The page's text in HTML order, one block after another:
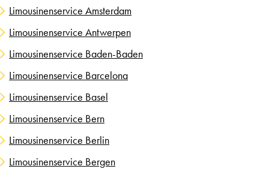
Limousinenservice Amsterdam
Limousinenservice Antwerpen
Limousinenservice Baden-Baden
Limousinenservice Barcelona
Limousinenservice Basel
Limousinenservice Bern
Limousinenservice Berlin
Limousinenservice Bergen